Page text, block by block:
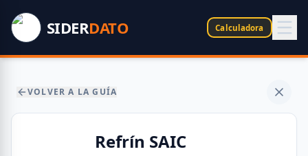
SIDERDATO Calculadora
VOLVER A LA GUÍA
Refrín SAIC